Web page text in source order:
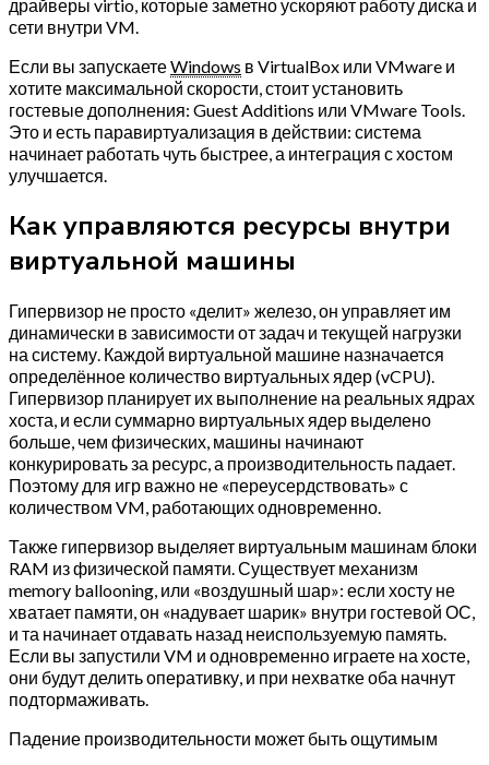
драйверы virtio, которые заметно ускоряют работу диска и
сети внутри VM.
Если вы запускаетеWindows в VirtualBox или VMware и
хотите максимальной скорости, стоит установить
гостевые дополнения: Guest Additions или VMware Tools.
Это и есть паравиртуализация в действии: система
начинает работать чуть быстрее, а интеграция с хостом
улучшается.
Как управляются ресурсы внутри
виртуальной машины
Гипервизор не просто «делит» железо, он управляет им
динамически в зависимости от задач и текущей нагрузки
на систему. Каждой виртуальной машине назначается
определённое количество виртуальных ядер (vCPU).
Гипервизор планирует их выполнение на реальных ядрах
хоста, и если суммарно виртуальных ядер выделено
больше, чем физических, машины начинают
конкурировать за ресурс, а производительность падает.
Поэтому для игр важно не «переусердствовать» с
количеством VM, работающих одновременно.
Также гипервизор выделяет виртуальным машинам блоки
RAM из физической памяти. Существует механизм
memory ballooning, или «воздушный шар»: если хосту не
хватает памяти, он «надувает шарик» внутри гостевой ОС,
и та начинает отдавать назад неиспользуемую память.
Если вы запустили VM и одновременно играете на хосте,
они будут делить оперативку, и при нехватке оба начнут
подтормаживать.
Падение производительности может быть ощутимым